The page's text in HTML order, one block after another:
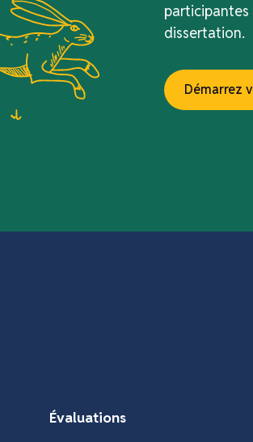
participantes
dissertation.
Démarrez
Évaluations